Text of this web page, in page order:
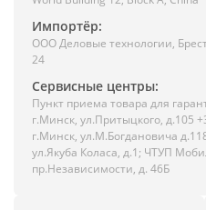
Импортёр:
ООО Деловые технологии,
24
Сервисные центры:
Пункт приема товара для
г.Минск, ул.Притыцкого, д.105
г.Минск, ул.М.Богдановича
ул.Якуба Коласа, д.1; ЧТУП
пр.Независимости, д. 46Б